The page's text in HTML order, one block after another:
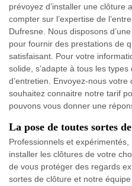
prévoyez d’installer une clôture
compter sur l’expertise de
Dufresne. Nous disposons
pour fournir des prestations de
satisfaisant. Pour votre
solide, s’adapte à tous les
d’entretien. Envoyez-nous
souhaitez connaitre notre tarif
pouvons vous donner une
La pose de toutes sortes
Professionnels et
installer les clôtures de votre
de vous protéger des regards
sortes de clôture et notre